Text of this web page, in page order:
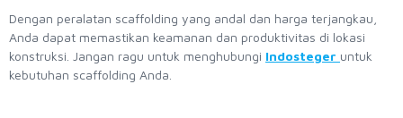
Dengan peralatan scaffolding yang andal dan harga terjangkau,
Anda dapat memastikan keamanan dan produktivitas di lokasi
konstruksi. Jangan ragu untuk menghubungi Indosteger untuk
kebutuhan scaffolding Anda.